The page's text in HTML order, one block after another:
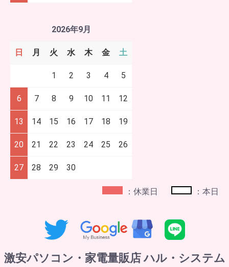
2026年9月
日 月 火 水 木 金 土
1 2 3 4 5
6 7 8 9 10 11 12
13 14 15 16 17 18 19
20 21 22 23 24 25 26
27 28 29 30
：休業日 ：本日
激安パソコン・家電量販店 ハル・システム